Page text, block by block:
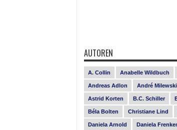
AUTOREN
A. Collin Anabelle Wildbuch
Andreas Adlon André Milewski
Astrid Korten B.C. Schiller
Béla Bolten Christiane Lind
Daniela Arnold Daniela